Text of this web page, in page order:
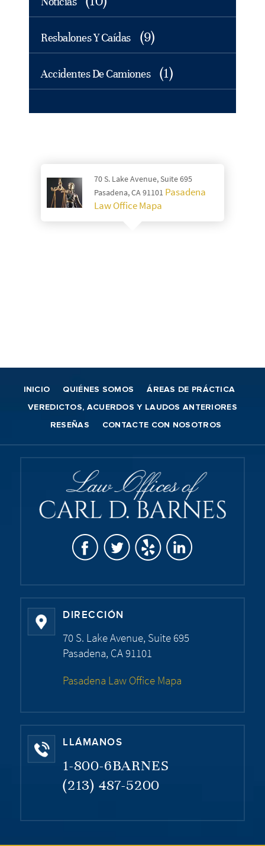
Resbalones Y Caídas (9)
Accidentes De Camiones (1)
70 S. Lake Avenue, Suite 695
Pasadena, CA 91101 Pasadena
Law Office Mapa
INICIO QUIÉNES SOMOS ÁREAS DE PRÁCTICA
VEREDICTOS, ACUERDOS Y LAUDOS ANTERIORES
RESEÑAS CONTACTE CON NOSOTROS
DIRECCIÓN
70 S. Lake Avenue, Suite 695
Pasadena, CA 91101
Pasadena Law Office Mapa
LLÁMANOS
1-800-6BARNES
(213) 487-5200